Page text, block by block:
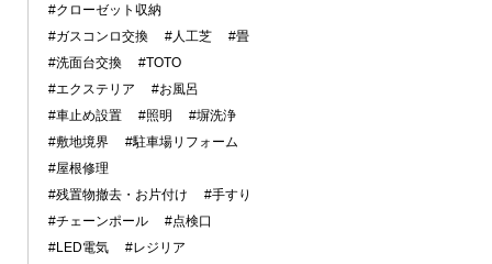
#クローゼット収納
#ガスコンロ交換
#人工芝
#畳
#洗面台交換
#TOTO
#エクステリア
#お風呂
#車止め設置
#照明
#塀洗浄
#敷地境界
#駐車場リフォーム
#屋根修理
#残置物撤去・お片付け
#手すり
#チェーンポール
#点検口
#LED電気
#レジリア